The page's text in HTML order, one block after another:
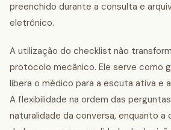
preenchido durante a consulta e
eletrônico.
A utilização do checklist não
protocolo mecânico. Ele serve como
libera o médico para a escuta ativa e
A flexibilidade na ordem das
naturalidade da conversa, enquanto